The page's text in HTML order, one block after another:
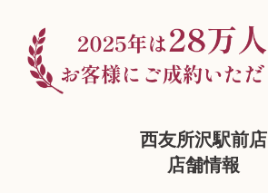
西友所沢駅前店
店舗情報